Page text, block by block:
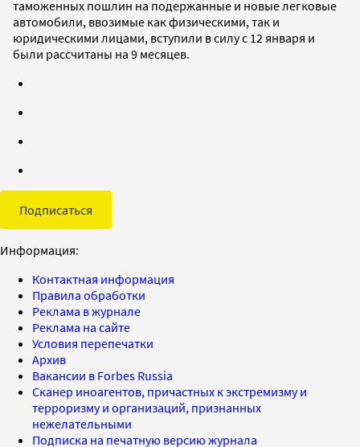
таможенных пошлин на подержанные и новые легковые
автомобили, ввозимые как физическими, так и
юридическими лицами, вступили в силу с 12 января и
были рассчитаны на 9 месяцев.
Подписаться
Информация:
Контактная информация
Правила обработки
Реклама в журнале
Реклама на сайте
Условия перепечатки
Архив
Вакансии в Forbes Russia
Сканер иноагентов, причастных к экстремизму и
терроризму и организаций, признанных
нежелательными
Подписка на печатную версию журнала